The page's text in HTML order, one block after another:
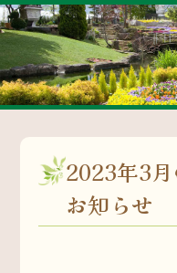
2023年3
お知らせ